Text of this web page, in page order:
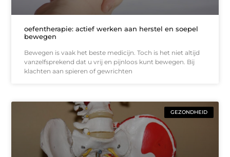
oefentherapie: actief werken aan herstel en soepel
bewegen
Bewegen is vaak het beste medicijn. Toch is het niet altijd
vanzelfsprekend dat u vrij en pijnloos kunt bewegen. Bij
klachten aan spieren of gewrichten
GEZONDHEID